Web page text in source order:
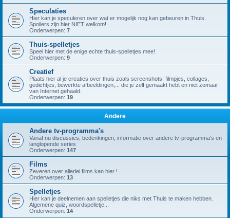
Speculaties
Hier kan je speculeren over wat er mogelijk nog kan gebeuren in Thuis.
Spoilers zijn hier NIET welkom!
Onderwerpen: 7
Thuis-spelletjes
Speel hier met de enige echte thuis-spelletjes mee!
Onderwerpen: 9
Creatief
Plaats hier al je creaties over thuis zoals screenshots, filmpjes, collages,
gedichtjes, bewerkte afbeeldingen,... die je zelf gemaakt hebt en niet zomaar
van Internet gehaald.
Onderwerpen: 19
Andere
Andere tv-programma's
Vanaf nu discussies, bedenkingen, informatie over andere tv-programma's en
langlopende series
Onderwerpen: 147
Films
Zeveren over allerlei films kan hier !
Onderwerpen: 13
Spelletjes
Hier kan je deelnemen aan spelletjes die niks met Thuis te maken hebben.
Algemene quiz, woordspelletje,..
Onderwerpen: 14